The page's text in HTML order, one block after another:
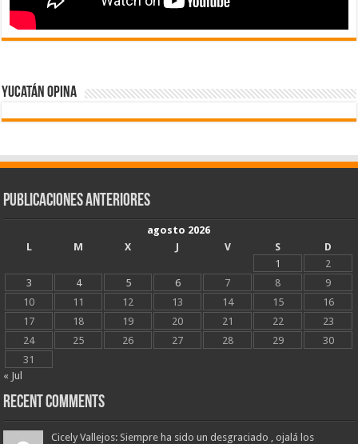
Yucatán Opina
Publicaciones Anteriores
agosto 2026
L
M X J V S
D
1
2
3
4 5 6 7 8
9
10
11 12 13 14 15
16
17
18 19 20 21 22
23
24
25 26 27 28 29
30
31
« Jul
Recent Comments
Cicely Vallejos: Siempre ha sido un desgraciado , ojalá los